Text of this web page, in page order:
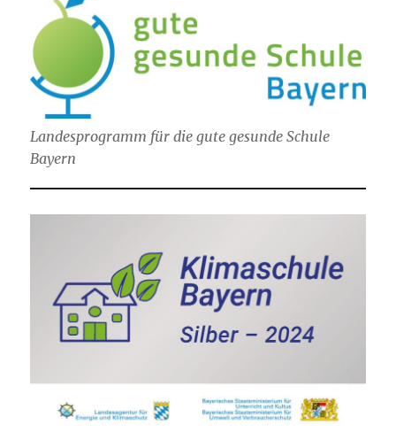
Landesprogramm für die gute gesunde Schule
Bayern